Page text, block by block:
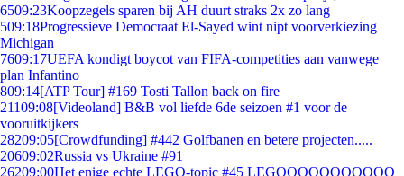
6509:23Koopzegels sparen bij AH duurt straks 2x zo lang
509:18Progressieve Democraat El-Sayed wint nipt voorverkiezing
Michigan
7609:17UEFA kondigt boycot van FIFA-competities aan vanwege
plan Infantino
809:14[ATP Tour] #169 Tosti Tallon back on fire
21109:08[Videoland] B&B vol liefde 6de seizoen #1 voor de
vooruitkijkers
28209:05[Crowdfunding] #442 Golfbanen en betere projecten.....
20609:02Russia vs Ukraine #91
26209:00Het enige echte LEGO-topic #45 LEGOOOOOOOOOOO